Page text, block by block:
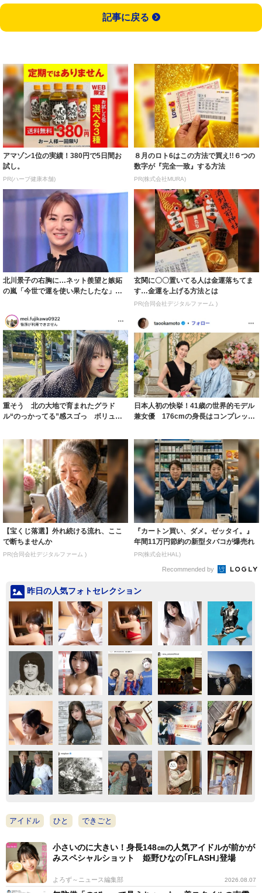
記事に戻る
アマゾン1位の実績！380円で5日間お
試し。
PR(ハーブ健康本舗)
８月のロト6はこの方法で買え!!６つの
数字が『完全一致』する方法
PR(株式会社MURA)
北川景子の右胸に…ネット羨望と嫉妬
の嵐「今世で運を使い果たしたな」
玄関に〇〇置いてる人は金運落ちてま
す…金運を上げる方法とは
PR(合同会社デジタルファーム )
重そう 北の大地で育まれたグラド
ル“のっかってる”感スゴっ ボリュー
日本人初の快挙！41歳の世界的モデル
兼女優 176cmの身長はコンプレック
【宝くじ落選】外れ続ける流れ、ここ
で断ちませんか
PR(合同会社デジタルファーム )
『カートン買い、ダメ。ゼッタイ。』
年間11万円節約の新型タバコが爆売れ
PR(株式会社HAL)
Recommended by
昨日の人気フォトセレクション
アイドル ひと できごと
小さいのに大きい！身長148㎝の人気アイドルが前かが
みスペシャルショット 姫野ひなの｢FLASH｣登場
よろず～ニュース編集部 2026.08.07